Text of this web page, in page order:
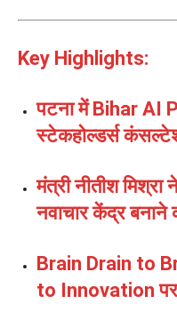
Key Highlights:
पटना में Bihar AI
स्टेकहोल्डर्स
मंत्री नीतीश मिश्रा
नवाचार केंद्र बनाने
Brain Drain to
to Innovation पर